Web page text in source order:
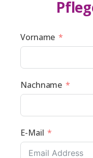
Vorname
Nachname
E-Mail